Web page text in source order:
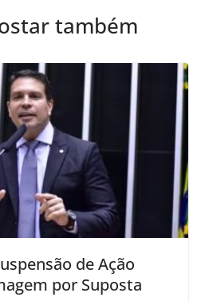
também
de Ação
por Suposta